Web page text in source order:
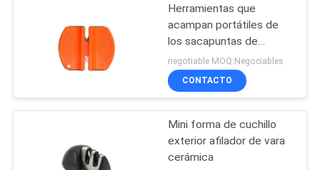
Herramientas que
acampan portátiles de
los sacapuntas de
cuchillo de la etapa del
plástico 2 con seco y
limpio
negotiable MOQ:Negociables
CONTACTO
Mini forma de cuchillo
exterior afilador de vara
cerámica